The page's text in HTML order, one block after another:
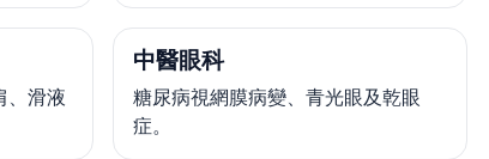
、滑液
中醫眼科
糖尿病視網膜病變、青光眼及乾眼
症。